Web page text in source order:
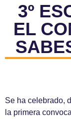
3º
EL
Se ha celebrado,
la primera